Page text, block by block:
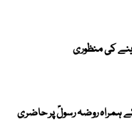
دینے کی منظوری
ہمراہ روضہ رسولؐ پر حاضری